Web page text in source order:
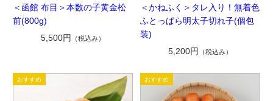
＜函館 布目＞本数の子黄金松
前(800g)
5,500円
（税込み）
＜かねふく＞タレ入り！無着色
ふとっぱら明太子切れ子(個包
装)
5,200円
（税込み）